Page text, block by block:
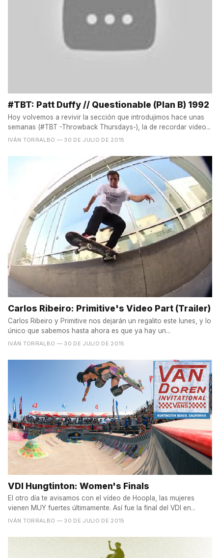
#TBT: Patt Duffy // Questionable (Plan B) 1992
Hoy volvemos a revivir la sección que introdujimos hace unas
semanas (#TBT -Throwback Thursdays-), la de recordar video...
IVÁN TORRALBO — 30 DE JULIO DE 2015
Carlos Ribeiro: Primitive's Video Part (Trailer)
Carlos Ribeiro y Primitive nos dejarán un regalito este lunes, y lo
único que sabemos hasta ahora es que ya hay un...
IVÁN TORRALBO — 30 DE JULIO DE 2015
VDI Hungtinton: Women's Finals
El otro día te avisamos con el vídeo de Hoopla, las mujeres
vienen MUY fuertes últimamente. Así fue la final del VDI en...
IVÁN TORRALBO — 30 DE JULIO DE 2015